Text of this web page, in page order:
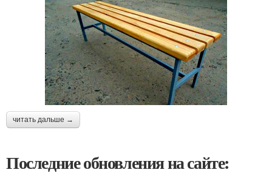
читать дальше →
Последние обновления на сайте: